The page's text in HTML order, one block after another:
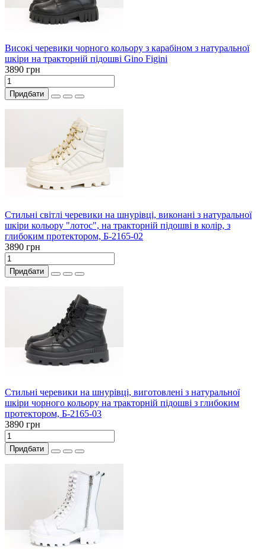
Високі черевики чорного кольору з карабіном з натуральної
шкіри на тракторній підошві Gino Figini
3890 грн
Придбати
Стильні світлі черевики на шнурівці, виконані з натуральної
шкіри кольору "лотос", на тракторній підошві в колір, з
глибоким протектором, Б-2165-02
3890 грн
Придбати
Стильні черевики на шнурівці, виготовлені з натуральної
шкіри чорного кольору на тракторній підошві з глибоким
протектором, Б-2165-03
3890 грн
Придбати